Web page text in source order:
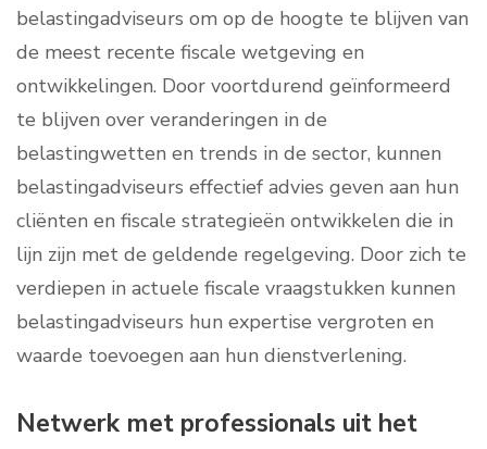
belastingadviseurs om op de hoogte te blijven van
de meest recente fiscale wetgeving en
ontwikkelingen. Door voortdurend geïnformeerd
te blijven over veranderingen in de
belastingwetten en trends in de sector, kunnen
belastingadviseurs effectief advies geven aan hun
cliënten en fiscale strategieën ontwikkelen die in
lijn zijn met de geldende regelgeving. Door zich te
verdiepen in actuele fiscale vraagstukken kunnen
belastingadviseurs hun expertise vergroten en
waarde toevoegen aan hun dienstverlening.
Netwerk met professionals uit het